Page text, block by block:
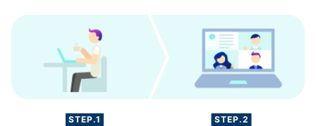
STEP.1 STEP.2